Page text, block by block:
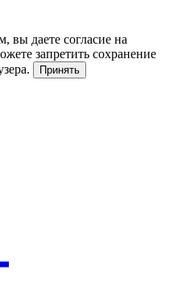
вы даете согласие на
запретить сохранение
Принять